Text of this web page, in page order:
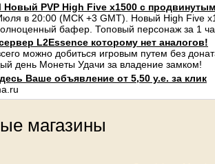
Новый PVP High Five x1500 с
в 20:00 (МСК +3 GMT). Новый High Five
бафер. Топовый персонаж за 1
L2Essence которому нет аналогов!
можно добиться игровым путем без
день Монеты Удачи за владение замком!
Ваше объявление от 5,50 у.е. за клик
магазины